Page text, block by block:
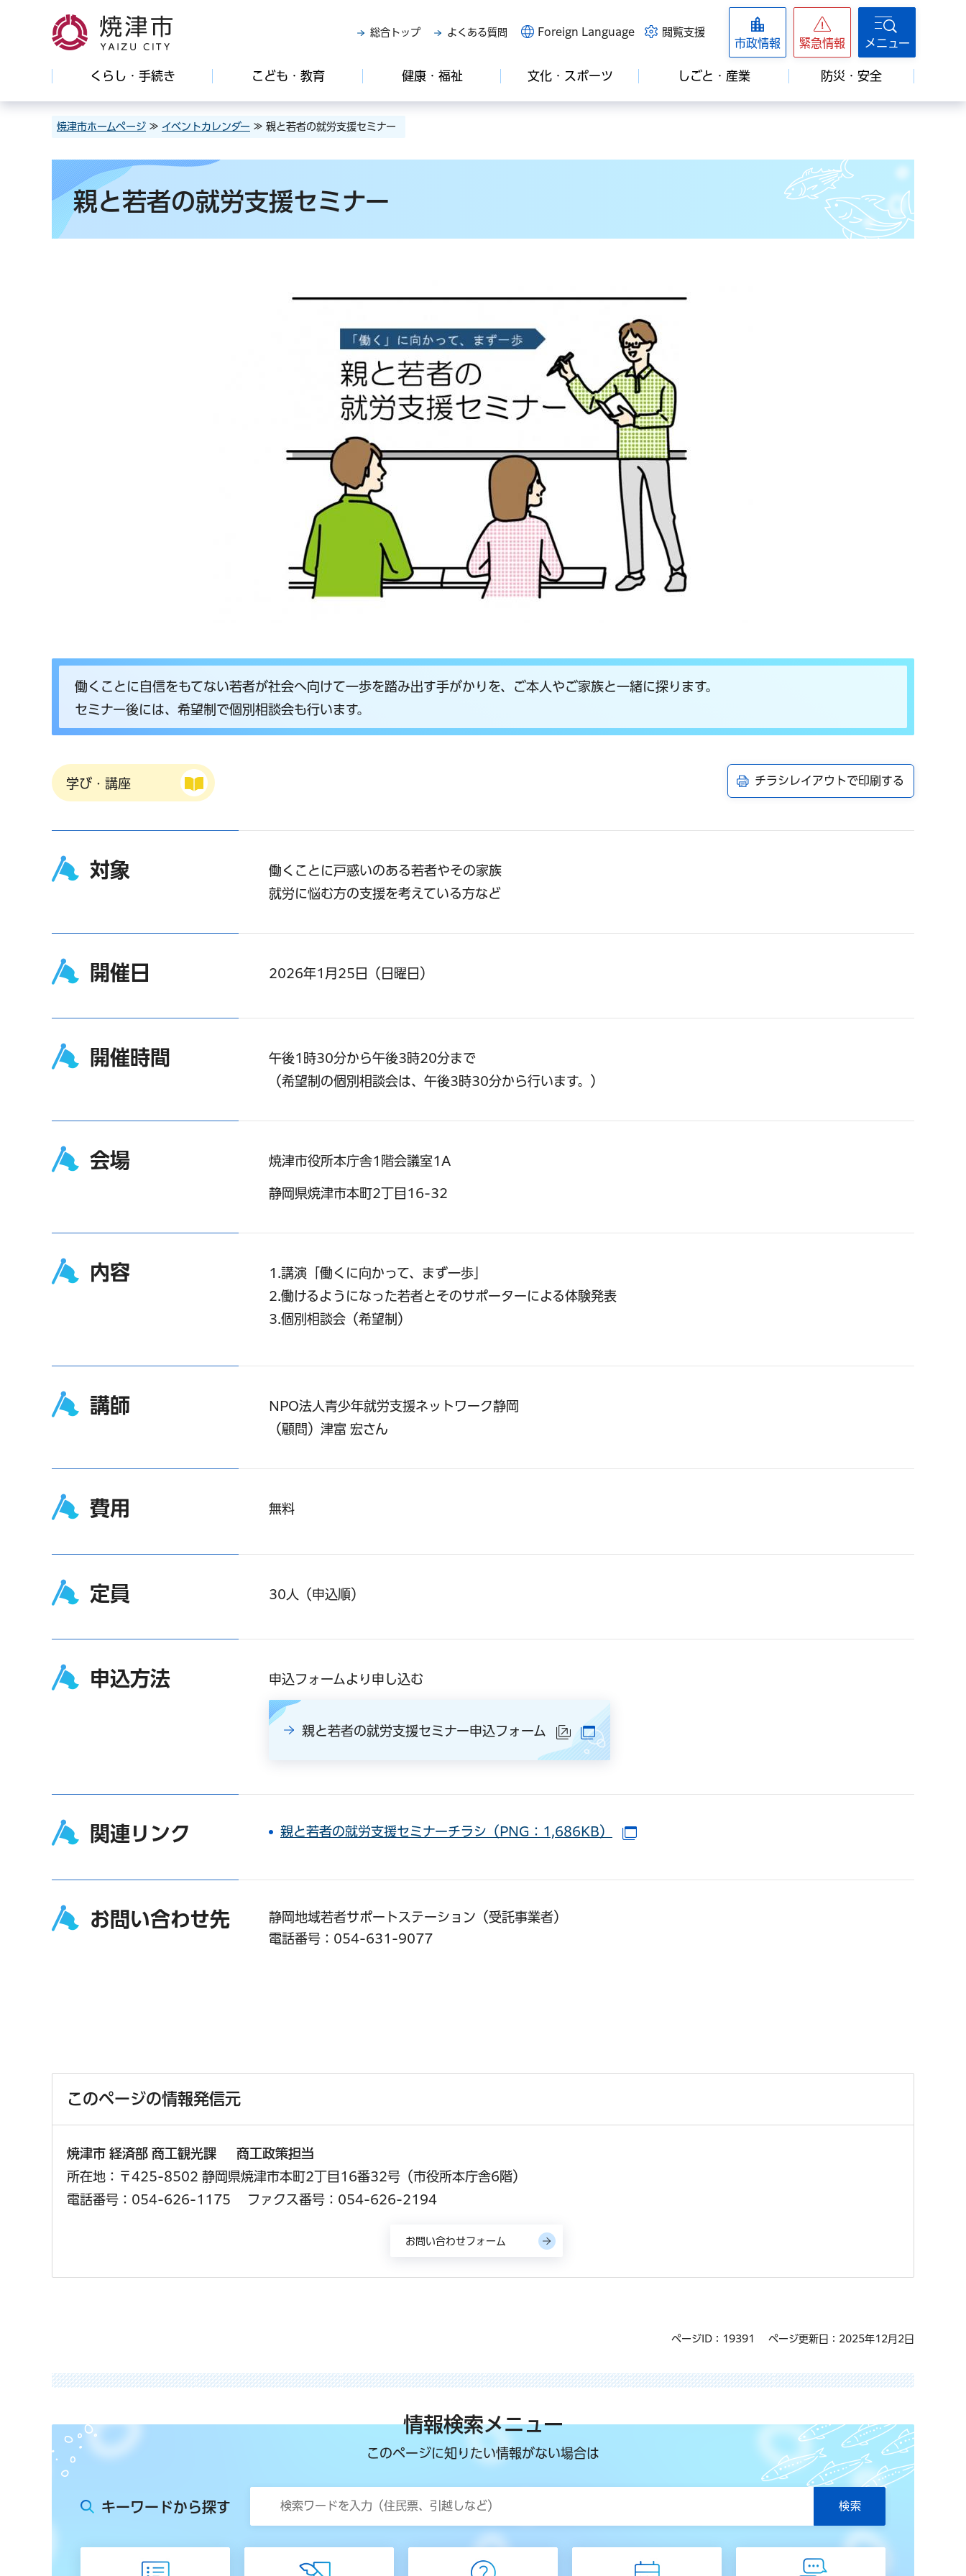
焼津市
総合トップ よくある質問 Foreign Language 閲覧支援
市政情報 緊急情報 メニュー
くらし・手続き こども・教育 健康・福祉 文化・スポーツ しごと・産業 防災・安全
焼津市ホームページ ≫ イベントカレンダー ≫ 親と若者の就労支援セミナー
親と若者の就労支援セミナー
働くことに自信をもてない若者が社会へ向けて一歩を踏み出す手がかりを、ご本人やご家族と一緒に探ります。
セミナー後には、希望制で個別相談会も行います。
学び・講座 チラシレイアウトで印刷する
対象
働くことに戸惑いのある若者やその家族
就労に悩む方の支援を考えている方など
開催日 2026年1月25日（日曜日）
開催時間
午後1時30分から午後3時20分まで
（希望制の個別相談会は、午後3時30分から行います。）
会場 焼津市役所本庁舎1階会議室1A
静岡県焼津市本町2丁目16-32
内容
1.講演「働くに向かって、まず一歩」
2.働けるようになった若者とそのサポーターによる体験発表
3.個別相談会（希望制）
講師
NPO法人青少年就労支援ネットワーク静岡
（顧問）津富 宏さん
費用 無料
定員 30人（申込順）
申込方法 申込フォームより申し込む
親と若者の就労支援セミナー申込フォーム （外部サイトへリンク）
（別ウインドウで開きます）
関連リンク 親と若者の就労支援セミナーチラシ（PNG：1,686KB）
お問い合わせ先
静岡地域若者サポートステーション（受託事業者）
電話番号：054-631-9077
このページの情報発信元
焼津市 経済部 商工観光課 商工政策担当
所在地：〒425-8502 静岡県焼津市本町2丁目16番32号（市役所本庁舎6階）
電話番号：054-626-1175
ファクス番号：054-626-2194
ページID：19391 ページ更新日：2025年12月2日
情報検索メニュー
このページに知りたい情報がない場合は
キーワードから探す